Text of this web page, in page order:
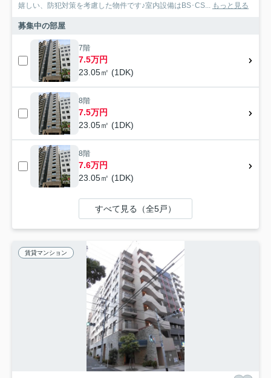
嬉しい、防犯対策を考慮した物件です♪室内設備はBS･CS... もっと見る
募集中の部屋
7階
7.5万円
23.05㎡ (1DK)
8階
7.5万円
23.05㎡ (1DK)
8階
7.6万円
23.05㎡ (1DK)
すべて見る（全5戸）
賃貸マンション